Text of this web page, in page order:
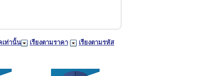
เท่านั้น เรียงตามราคา เรียงตามรหัส